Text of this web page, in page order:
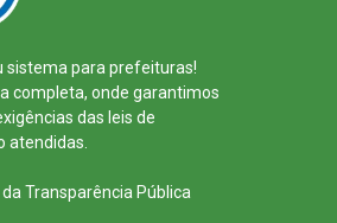
sistema para prefeituras!
completa, onde garantimos
das leis de
atendidas.
Transparência Pública